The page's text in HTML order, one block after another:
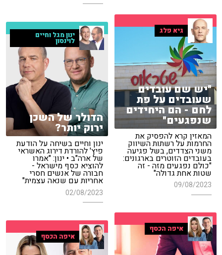
גיא פלג
"יש שם עובדים
שעובדים על פת
לחם - הם היחידים
שנפגעים"
המאזין קרא להפסיק את
החרמות על רשתות השיווק
משני הצדדים, בשל פגיעה
בעובדים הזוטרים בארגונים:
"כולם נפגעים מזה - זה
שטות אחת גדולה"
09/08/2023
ינון מגל וחיים
לוינסון
הדולר של השכן
ירוק יותר?
ינון וחיים בשיחה על הודעת
פיץ' להורדת דירוג האשראי
של ארה"ב • ינון: "אמרו
להוציא כסף מישראל -
חבורה של אנשים חסרי
אחריות עם שנאה עצמית"
02/08/2023
איפה הכסף
איפה הכסף